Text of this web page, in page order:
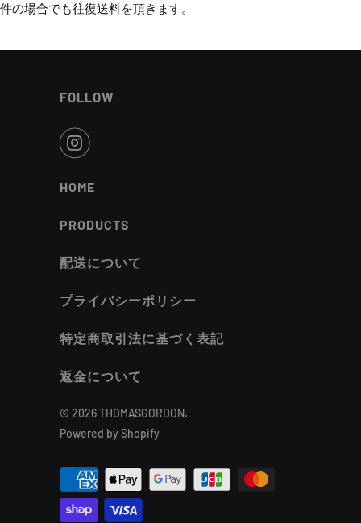
件の場合でも往復送料を頂きます。
FOLLOW
HOME
PRODUCTS
配送について
プライバシーポリシー
特定商取引法に基づく表記
返金について
© 2026THOMASGORDON.
Powered by Shopify